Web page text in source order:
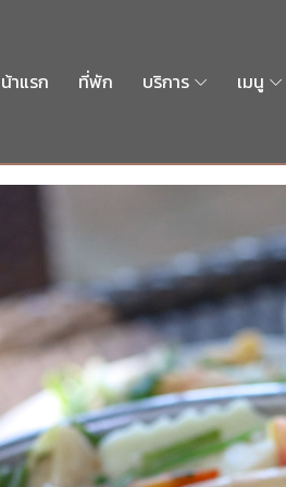
าแรก ที่พัก บริการ เมนู